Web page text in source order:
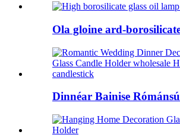
Ola gloine ard-
Dinnéar Bainise